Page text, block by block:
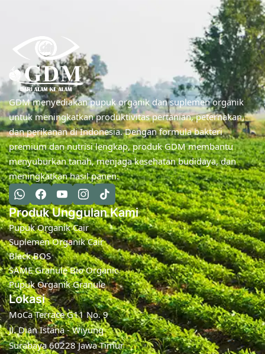
GDM menyediakan pupuk organik dan suplemen organik
untuk meningkatkan produktivitas pertanian, peternakan,
dan perikanan di Indonesia. Dengan formula bakteri
premium dan nutrisi lengkap, produk GDM membantu
menyuburkan tanah, menjaga kesehatan budidaya, dan
meningkatkan hasil panen.
Produk Unggulan Kami
Pupuk Organik Cair
Suplemen Organik Cair
Black BOS
SAME Granule Bio Organic
Pupuk Organik Granule
Lokasi
MoCa Terrace G11 No. 9
Jl. Dian Istana - Wiyung
Surabaya 60228 Jawa Timur